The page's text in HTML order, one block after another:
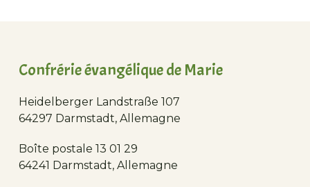
Confrérie évangélique de Marie
Heidelberger Landstraße 107
64297 Darmstadt, Allemagne
Boîte postale 13 01 29
64241 Darmstadt, Allemagne